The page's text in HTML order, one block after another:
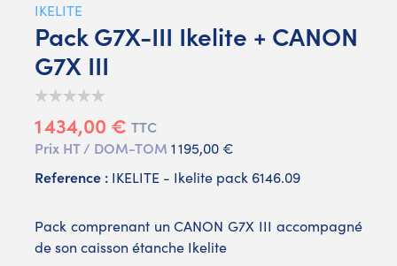
IKELITE
Pack G7X-III Ikelite + CANON
G7X III
1 434,00 € TTC
Prix HT / DOM-TOM 1 195,00 €
Reference : IKELITE - Ikelite pack 6146.09
Pack comprenant un CANON G7X III accompagné
de son caisson étanche Ikelite